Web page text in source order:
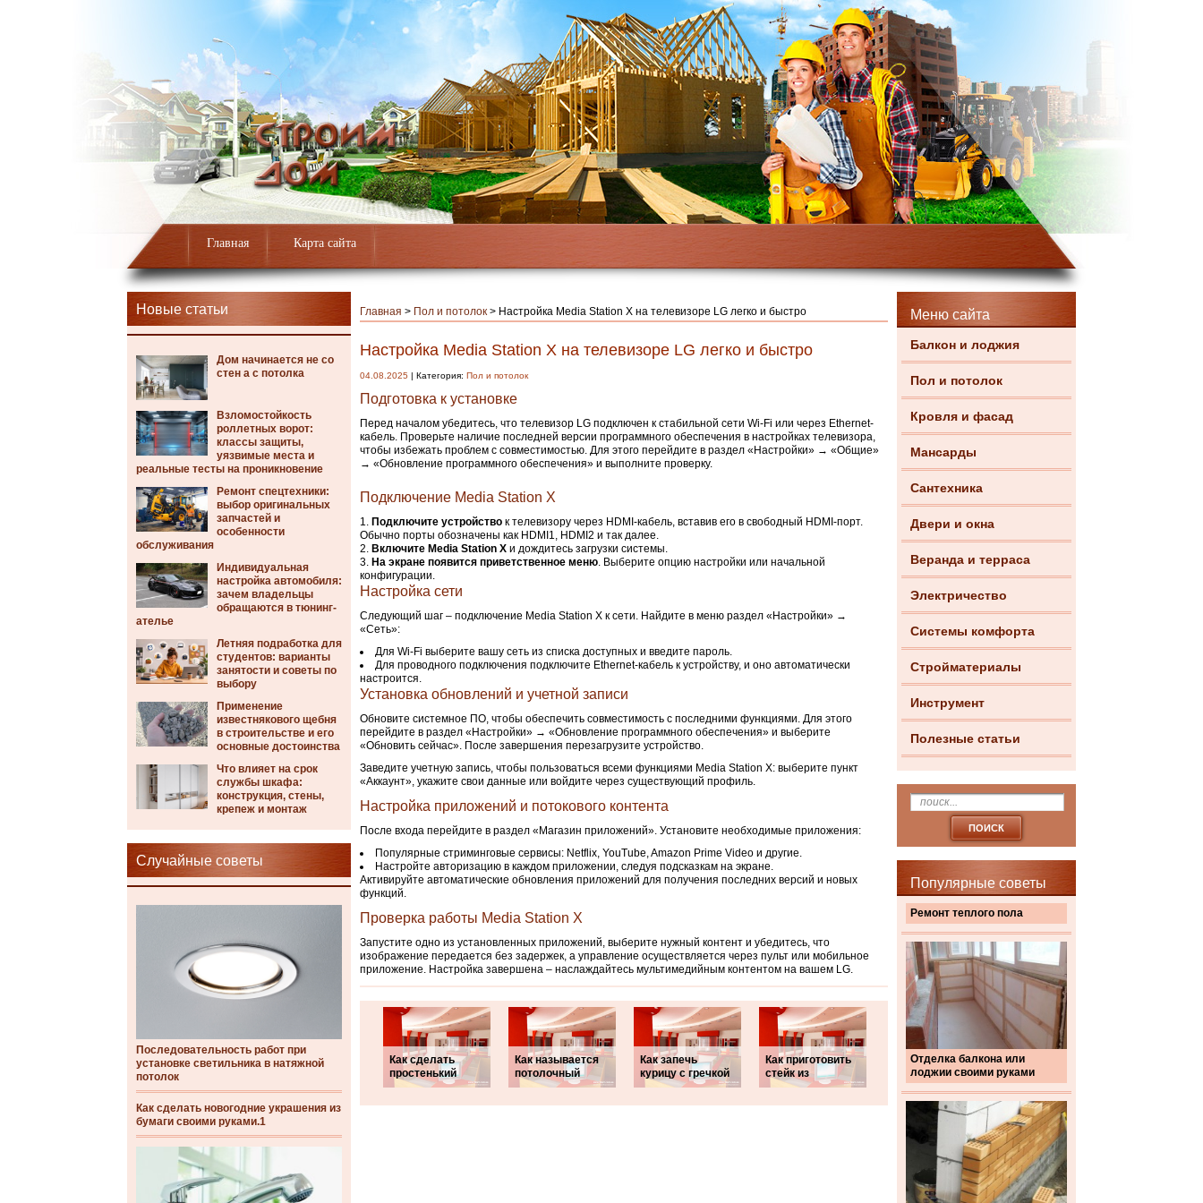
Главная Карта сайта
Новые статьи
Дом начинается не со
стен а с потолка
Взломостойкость
роллетных ворот:
классы защиты,
уязвимые места и
реальные тесты на проникновение
Ремонт спецтехники:
выбор оригинальных
запчастей и
особенности
обслуживания
Индивидуальная
настройка автомобиля:
зачем владельцы
обращаются в тюнинг-
ателье
Летняя подработка для
студентов: варианты
занятости и советы по
выбору
Применение
известнякового щебня
в строительстве и его
основные достоинства
Что влияет на срок
службы шкафа:
конструкция, стены,
крепеж и монтаж
Случайные советы
Последовательность работ при
установке светильника в натяжной
потолок
Как сделать новогодние украшения из
бумаги своими руками.1
Меню сайта
Балкон и лоджия
Пол и потолок
Кровля и фасад
Мансарды
Сантехника
Двери и окна
Веранда и терраса
Электричество
Системы комфорта
Стройматериалы
Инструмент
Полезные статьи
Популярные советы
Ремонт теплого пола
Отделка балкона или
лоджии своими руками
Главная > Пол и потолок > Настройка Media Station X на телевизоре LG легко и быстро
Настройка Media Station X на телевизоре LG легко и быстро
04.08.2025 | Категория: Пол и потолок
Подготовка к установке
Перед началом убедитесь, что телевизор LG подключен к стабильной сети Wi-Fi или через Ethernet-
кабель. Проверьте наличие последней версии программного обеспечения в настройках телевизора,
чтобы избежать проблем с совместимостью. Для этого перейдите в раздел «Настройки» → «Общие»
→ «Обновление программного обеспечения» и выполните проверку.
Подключение Media Station X
Подключите устройство к телевизору через HDMI-кабель, вставив его в свободный HDMI-порт.
Обычно порты обозначены как HDMI1, HDMI2 и так далее.
Включите Media Station X и дождитесь загрузки системы.
На экране появится приветственное меню. Выберите опцию настройки или начальной
конфигурации.
Настройка сети
Следующий шаг – подключение Media Station X к сети. Найдите в меню раздел «Настройки» →
«Сеть»:
Для Wi-Fi выберите вашу сеть из списка доступных и введите пароль.
Для проводного подключения подключите Ethernet-кабель к устройству, и оно автоматически
настроится.
Установка обновлений и учетной записи
Обновите системное ПО, чтобы обеспечить совместимость с последними функциями. Для этого
перейдите в раздел «Настройки» → «Обновление программного обеспечения» и выберите
«Обновить сейчас». После завершения перезагрузите устройство.
Заведите учетную запись, чтобы пользоваться всеми функциями Media Station X: выберите пункт
«Аккаунт», укажите свои данные или войдите через существующий профиль.
Настройка приложений и потокового контента
После входа перейдите в раздел «Магазин приложений». Установите необходимые приложения:
Популярные стриминговые сервисы: Netflix, YouTube, Amazon Prime Video и другие.
Настройте авторизацию в каждом приложении, следуя подсказкам на экране.
Активируйте автоматические обновления приложений для получения последних версий и новых
функций.
Проверка работы Media Station X
Запустите одно из установленных приложений, выберите нужный контент и убедитесь, что
изображение передается без задержек, а управление осуществляется через пульт или мобильное
приложение. Настройка завершена – наслаждайтесь мультимедийным контентом на вашем LG.
Как сделать
простенький
Как называется
потолочный
Как запечь
курицу с гречкой
Как приготовить
стейк из